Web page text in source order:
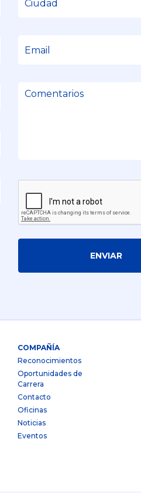
ENVIAR
COMPAÑÍA
Reconocimientos
Oportunidades de
Carrera
Contacto
Oficinas
Noticias
Eventos